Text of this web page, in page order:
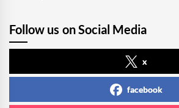
Follow us on Social Media
x
facebook